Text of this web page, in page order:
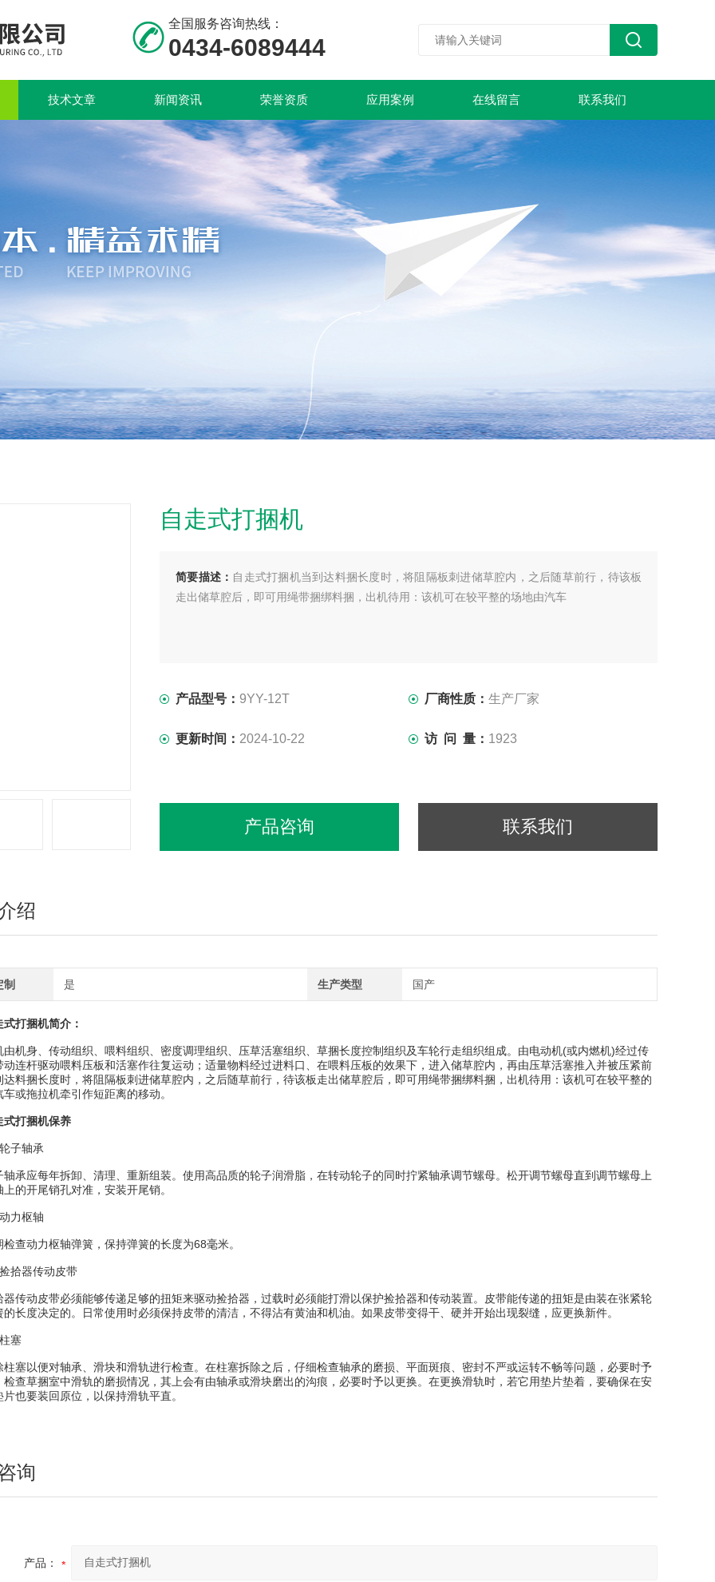
全国服务咨询热线：
0434-6089444
技术文章 新闻资讯 荣誉资质 应用案例 在线留言 联系我们
自走式打捆机
简要描述： 自走式打捆机当到达料捆长度时，将阻隔板刺进储草腔内，之后随草前行，待该板
走出储草腔后，即可用绳带捆绑料捆，出机待用：该机可在较平整的场地由汽车
产品型号： 9YY-12T 厂商性质： 生产厂家
更新时间： 2024-10-22 访 问 量： 1923
产品咨询 联系我们
绍
制 是 生产类型 国产
捆机简介：
身、传动组织、喂料组织、密度调理组织、压草活塞组织、草捆长度控制组织及车轮行走组织组成。由电动机(或内燃机)经过传
动连杆驱动喂料压板和活塞作往复运动；适量物料经过进料口、在喂料压板的效果下，进入储草腔内，再由压草活塞推入并被压紧前
达料捆长度时，将阻隔板刺进储草腔内，之后随草前行，待该板走出储草腔后，即可用绳带捆绑料捆，出机待用：该机可在较平整的
或拖拉机牵引作短距离的移动。
式打捆机保养
轴承
应每年拆卸、清理、重新组装。使用高品质的轮子润滑脂，在转动轮子的同时拧紧轴承调节螺母。松开调节螺母直到调节螺母上
的开尾销孔对准，安装开尾销。
枢轴
动力枢轴弹簧，保持弹簧的长度为68毫米。
器传动皮带
动皮带必须能够传递足够的扭矩来驱动捡拾器，过载时必须能打滑以保护捡拾器和传动装置。皮带能传递的扭矩是由装在张紧轮
的长度决定的。日常使用时必须保持皮带的清洁，不得沾有黄油和机油。如果皮带变得干、硬并开始出现裂缝，应更换新件。
塞
以便对轴承、滑块和滑轨进行检查。在柱塞拆除之后，仔细检查轴承的磨损、平面斑痕、密封不严或运转不畅等问题，必要时予
检查草捆室中滑轨的磨损情况，其上会有由轴承或滑块磨出的沟痕，必要时予以更换。在更换滑轨时，若它用垫片垫着，要确保在安
也要装回原位，以保持滑轨平直。
询
产品：